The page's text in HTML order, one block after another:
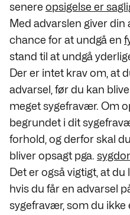
senere opsigelse er
Med advarslen giver din
chance for at undgå en
stand til at undgå
Der er intet krav om, at
advarsel, før du kan
meget sygefravær. Om
begrundet i dit
forhold, og derfor skal
bliver opsagt pga.
Det er også vigtigt, at du
hvis du får en advarsel
sygefravær, som du ikke